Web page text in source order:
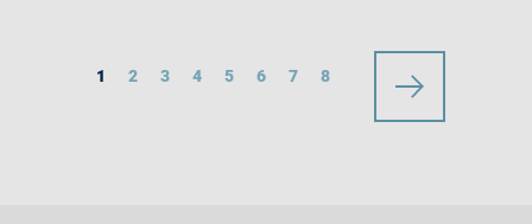
1 2 3 4 5 6 7 8